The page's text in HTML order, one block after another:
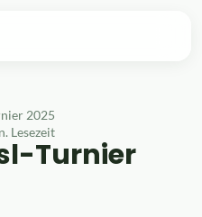
2025
Lesezeit
Turnier